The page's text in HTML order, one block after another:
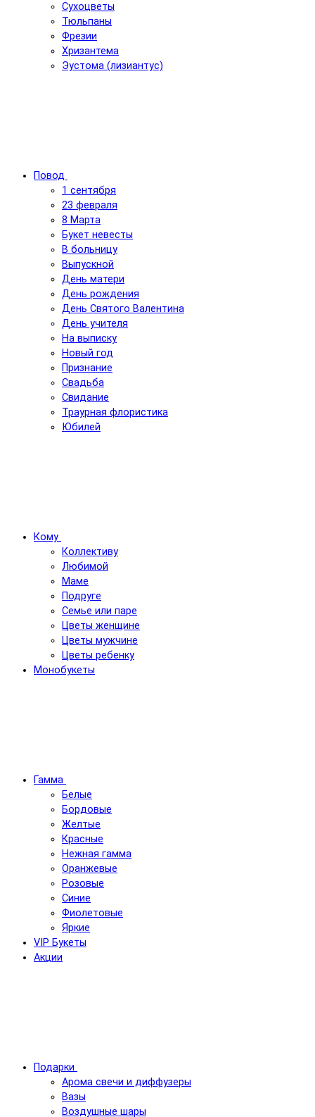
Сухоцветы
Тюльпаны
Фрезии
Хризантема
Эустома (лизиантус)
Повод
1 сентября
23 февраля
8 Марта
Букет невесты
В больницу
Выпускной
День матери
День рождения
День Святого Валентина
День учителя
На выписку
Новый год
Признание
Свадьба
Свидание
Траурная флористика
Юбилей
Кому
Коллективу
Любимой
Маме
Подруге
Семье или паре
Цветы женщине
Цветы мужчине
Цветы ребенку
Монобукеты
Гамма
Белые
Бордовые
Желтые
Красные
Нежная гамма
Оранжевые
Розовые
Синие
Фиолетовые
Яркие
VIP Букеты
Акции
Подарки
Арома свечи и диффузеры
Вазы
Воздушные шары